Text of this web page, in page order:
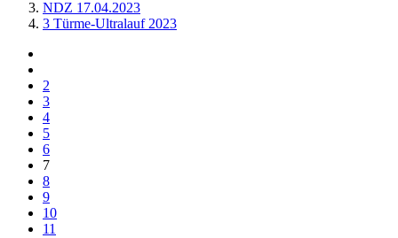
NDZ 17.04.2023
3 Türme-Ultralauf 2023
2
3
4
5
6
7
8
9
10
11